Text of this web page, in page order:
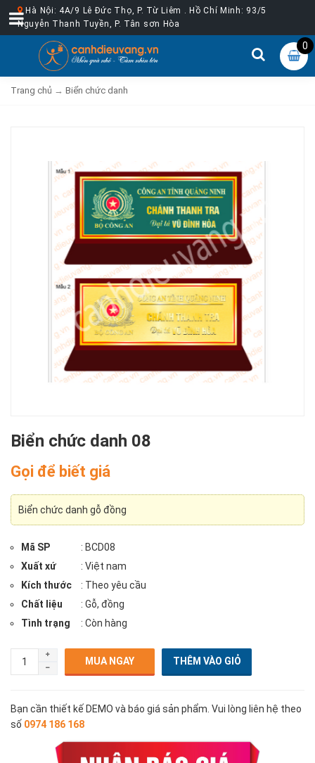
Hà Nội: 4A/9 Lê Đức Thọ, P. Từ Liêm . Hồ Chí Minh: 93/5
Nguyễn Thanh Tuyền, P. Tân sơn Hòa
0
Trang chủ → Biển chức danh
Biển chức danh 08
Gọi để biết giá
Biển chức danh gỗ đồng
Mã SP
: BCD08
Xuất xứ
: Việt nam
Kích thước
: Theo yêu cầu
Chất liệu
: Gỗ, đồng
Tình trạng
: Còn hàng
MUA NGAY
Bạn cần thiết kế DEMO và báo giá sản phẩm. Vui lòng liên hệ theo
số 0974 186 168